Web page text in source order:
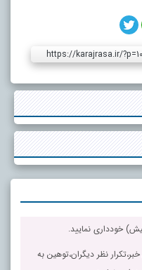
https://karajrasa.ir/
خودداری نمایید.
نظر دیگران،توهین به